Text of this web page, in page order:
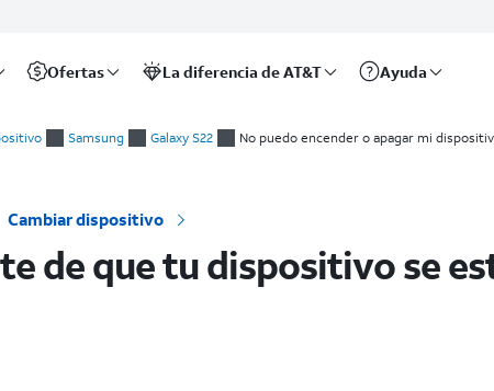
Ofertas La diferencia de AT&T Ayuda
Samsung Galaxy S22 No puedo encender o apagar mi
Cambiar dispositivo
de que tu dispositivo se